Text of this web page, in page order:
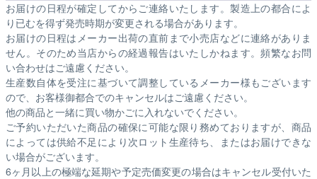
お届けの日程が確定してからご連絡いたします。製造上の都合によ
り已むを得ず発売時期が変更される場合があります。
お届けの日程はメーカー出荷の直前まで小売店などに連絡がありま
せん。そのため当店からの経過報告はいたしかねます。頻繁なお問
い合わせはご遠慮ください。
生産数自体を受注に基づいて調整しているメーカー様もございます
ので、お客様御都合でのキャンセルはご遠慮ください。
他の商品と一緒に買い物かごに入れないでください。
ご予約いただいた商品の確保に可能な限り務めておりますが、商品
によっては供給不足により次ロット生産待ち、またはお届けできな
い場合がございます。
6ヶ月以上の極端な延期や予定売価変更の場合はキャンセル受付いた